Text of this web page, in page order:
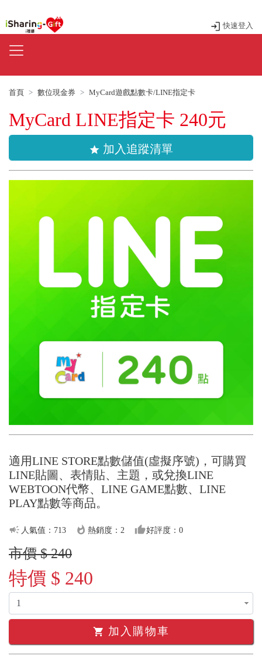
快速登入
首頁 數位現金券 MyCard遊戲點數卡/LINE指定卡
MyCard LINE指定卡 240元
star 加入追蹤清單
適用LINE STORE點數儲值(虛擬序號)，可購買
LINE貼圖、表情貼、主題，或兌換LINE
WEBTOON代幣、LINE GAME點數、LINE
PLAY點數等商品。
campaign 人氣值：713 whatshot 熱銷度：2 thumb_up好評度：0
市價 $ 240
特價 $ 240
shopping_cart 加入購物車